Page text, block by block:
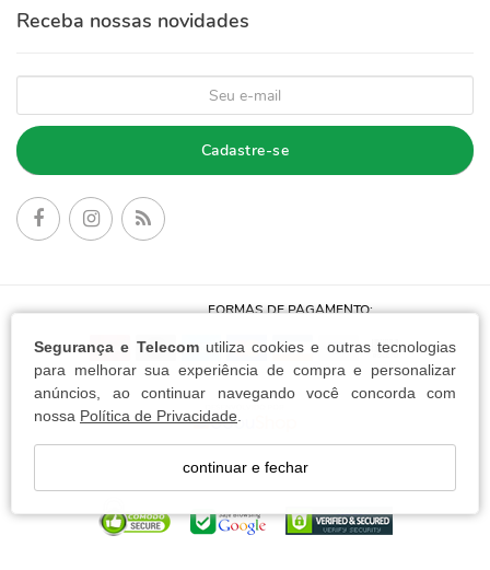
Segurança e Telecomutiliza cookies e outras tecnologias
para melhorar sua experiência de compra e personalizar
anúncios, ao continuar navegando você concorda com
nossa Política de Privacidade
continuar e fechar
Receba nossas novidades
Cadastre-se
FORMAS DE PAGAMENTO: